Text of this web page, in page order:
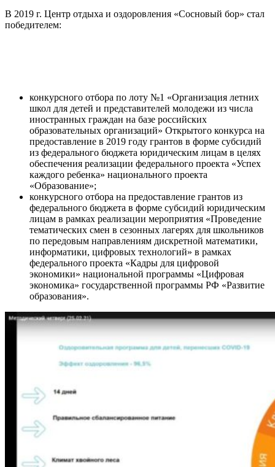
В 2019 г. Центр отдыха и оздоровления «Сосновый бор» стал
победителем:
конкурсного отбора по лоту №1 «Организация летних
школ для детей и представителей молодежи из числа
иностранных граждан на базе российских
образовательных организаций» Открытого конкурса на
предоставление в 2019 году грантов в форме субсидий
из федерального бюджета юридическим лицам в целях
обеспечения реализации федерального проекта «Успех
каждого ребенка» национального проекта
«Образование»;
конкурсного отбора на предоставление грантов из
федерального бюджета в форме субсидий юридическим
лицам в рамках реализации мероприятия «Проведение
тематических смен в сезонных лагерях для школьников
по передовым направлениям дискретной математики,
информатики, цифровых технологий» в рамках
федерального проекта «Кадры для цифровой
экономики» национальной программы «Цифровая
экономика» государственной программы РФ «Развитие
образования».